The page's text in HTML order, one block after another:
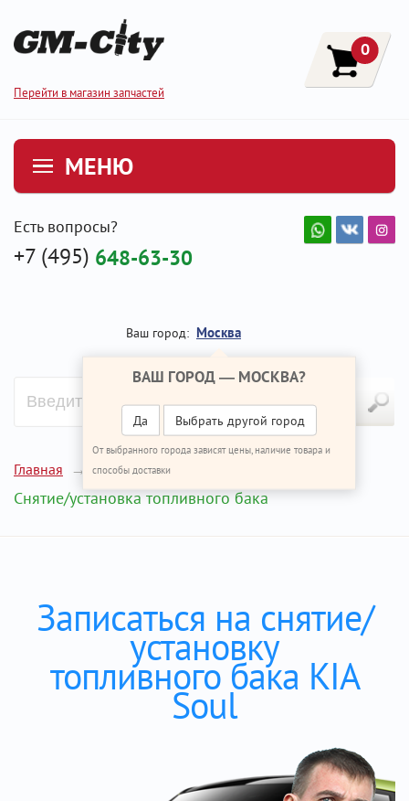
Перейти в магазин запчастей
0
МЕНЮ
Есть вопросы?
+7 (495) 648-63-30
Ваш город: Москва
ВАШ ГОРОД — МОСКВА?
Да Выбрать другой город
От выбранного города зависят цены, наличие товара и
способы доставки
Главная Ремонт КИА Соул
Снятие/установка топливного бака
Записаться на снятие/
установку
топливного бака KIA
Soul